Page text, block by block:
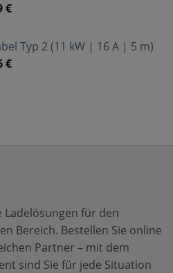
€
Typ 2 (11 kW | 16 A | 5 m)
€
Ladelösungen für den
Bereich. Bestellen Sie online
Partner – mit dem
sind Sie für jede Situation